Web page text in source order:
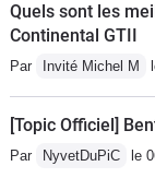
Quels sont les
Continental GTII
Par Invité Michel M
[Topic Officiel]
Par NyvetDuPiC le